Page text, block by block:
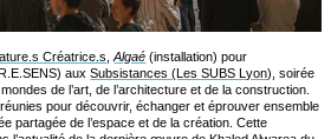
Créatrice.s ,Algaé (installation) pour
auxSubsistances (Les SUBS Lyon) , soirée
de l’art, de l’architecture et de la construction.
pour découvrir, échanger et éprouver ensemble
partagée de l’espace et de la création. Cette